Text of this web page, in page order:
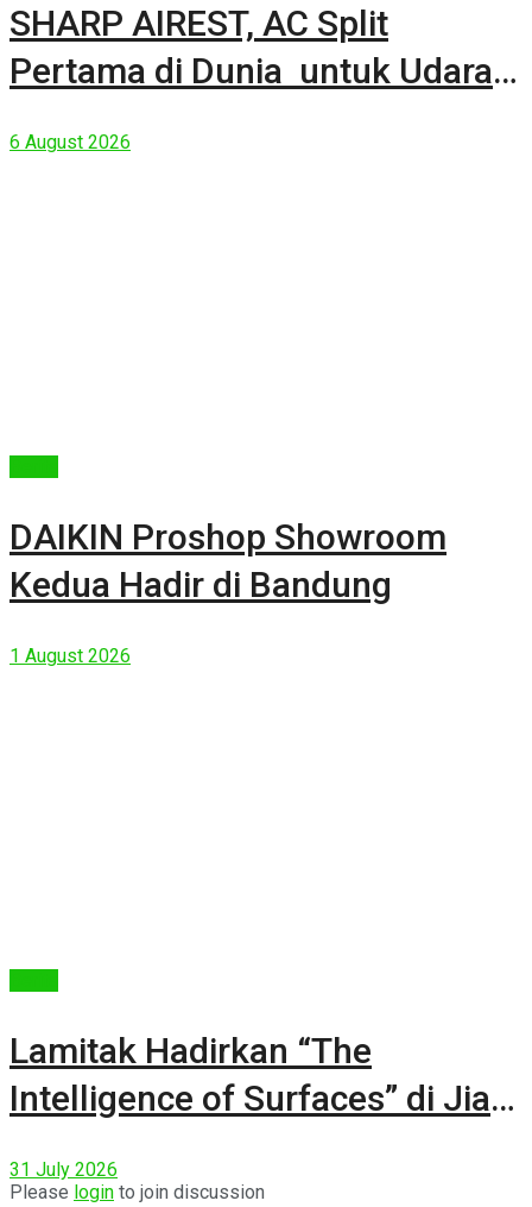
SHARP AIREST, AC Split
Pertama di Dunia untuk Udara
6 August 2026
DAIKIN Proshop Showroom
Kedua Hadir di Bandung
1 August 2026
Lamitak Hadirkan “The
Intelligence of Surfaces” di Jia
31 July 2026
Please login to join discussion